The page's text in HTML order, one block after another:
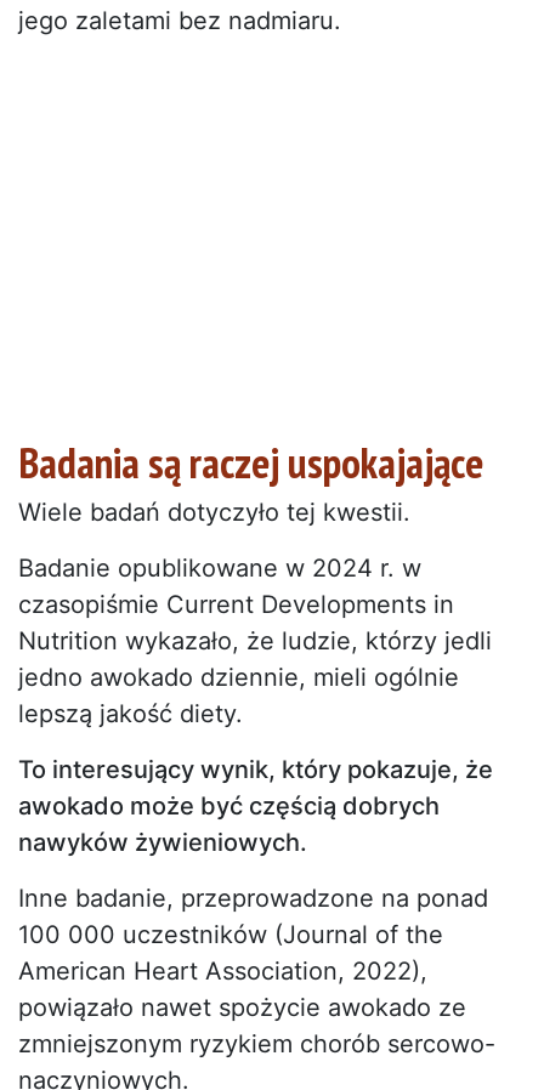
jego zaletami bez nadmiaru.
Badania są raczej uspokajające
Wiele badań dotyczyło tej kwestii.
Badanie opublikowane w 2024 r. w
czasopiśmie Current Developments in
Nutrition wykazało, że ludzie, którzy jedli
jedno awokado dziennie, mieli ogólnie
lepszą jakość diety.
To interesujący wynik, który pokazuje, że
awokado może być częścią dobrych
nawyków żywieniowych.
Inne badanie, przeprowadzone na ponad
100 000 uczestników (Journal of the
American Heart Association, 2022),
powiązało nawet spożycie awokado ze
zmniejszonym ryzykiem chorób sercowo-
naczyniowych.